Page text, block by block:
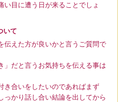
い目に遭う日が来ることでしょ
いて
伝えた方が良いかと言うご質問で
」だと言うお気持ちを伝える事は
き合いをしたいのであればまず
っかり話し合い結論を出してから